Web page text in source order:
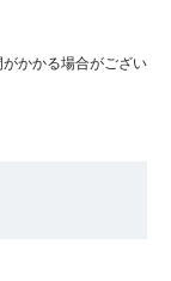
かかる場合がござい